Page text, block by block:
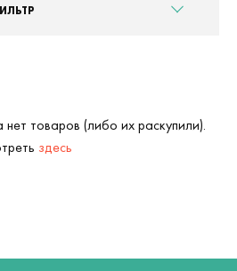
товаров (либо их раскупили).
здесь